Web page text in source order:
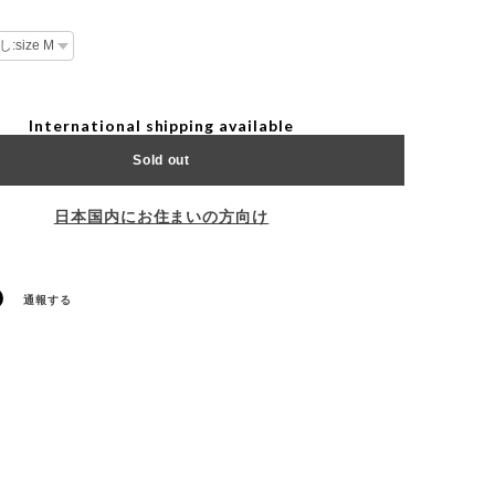
International shipping available
Sold out
日本国内にお住まいの方向け
通報する